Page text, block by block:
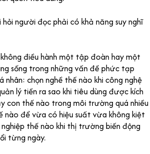
người đọc phải có khả năng suy nghĩ
điều hành một tập đoàn hay một
sống trong những vấn đề phức tạp
chọn nghề thế nào khi công nghệ
lý tiền ra sao khi tiêu dùng được kích
con thế nào trong môi trường quá nhiều
nào để vừa có hiệu suất vừa không kiệt
thế nào khi thị trường biến động
từng ngày.